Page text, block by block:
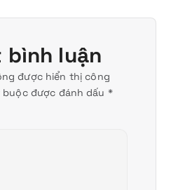
bình luận
được hiển thị công
được đánh dấu *